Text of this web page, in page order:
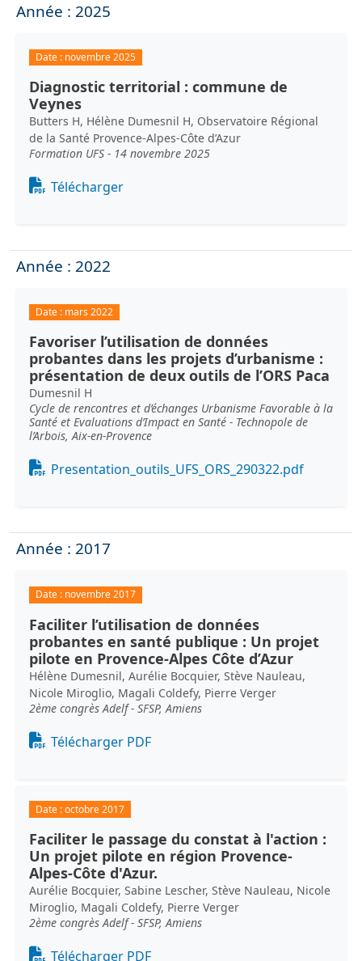
Année : 2025
Date : novembre 2025
Diagnostic territorial : commune de
Veynes
Butters H, Hélène Dumesnil H, Observatoire Régional
de la Santé Provence-Alpes-Côte d’Azur
Formation UFS - 14 novembre 2025
Document
Télécharger
Année : 2022
Date : mars 2022
Favoriser l’utilisation de données
probantes dans les projets d’urbanisme :
présentation de deux outils de l’ORS Paca
Dumesnil H
Cycle de rencontres et d’échanges Urbanisme Favorable à la
Santé et Evaluations d’Impact en Santé - Technopole de
l’Arbois, Aix-en-Provence
Document
Presentation_outils_UFS_ORS_290322.pdf
Année : 2017
Date : novembre 2017
Faciliter l’utilisation de données
probantes en santé publique : Un projet
pilote en Provence-Alpes Côte d’Azur
Hélène Dumesnil, Aurélie Bocquier, Stève Nauleau,
Nicole Miroglio, Magali Coldefy, Pierre Verger
2ème congrès Adelf - SFSP, Amiens
Document
Télécharger PDF
Date :octobre 2017
Faciliter le passage du constat à l'action :
Un projet pilote en région Provence-
Alpes-Côte d'Azur.
Aurélie Bocquier, Sabine Lescher, Stève Nauleau, Nicole
Miroglio, Magali Coldefy, Pierre Verger
2ème congrès Adelf - SFSP, Amiens
Document
Télécharger PDF